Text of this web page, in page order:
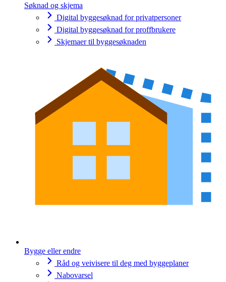
Søknad og skjema
Digital byggesøknad for privatpersoner
Digital byggesøknad for proffbrukere
Skjemaer til byggesøknaden
Bygge eller endre
Råd og veivisere til deg med byggeplaner
Nabovarsel